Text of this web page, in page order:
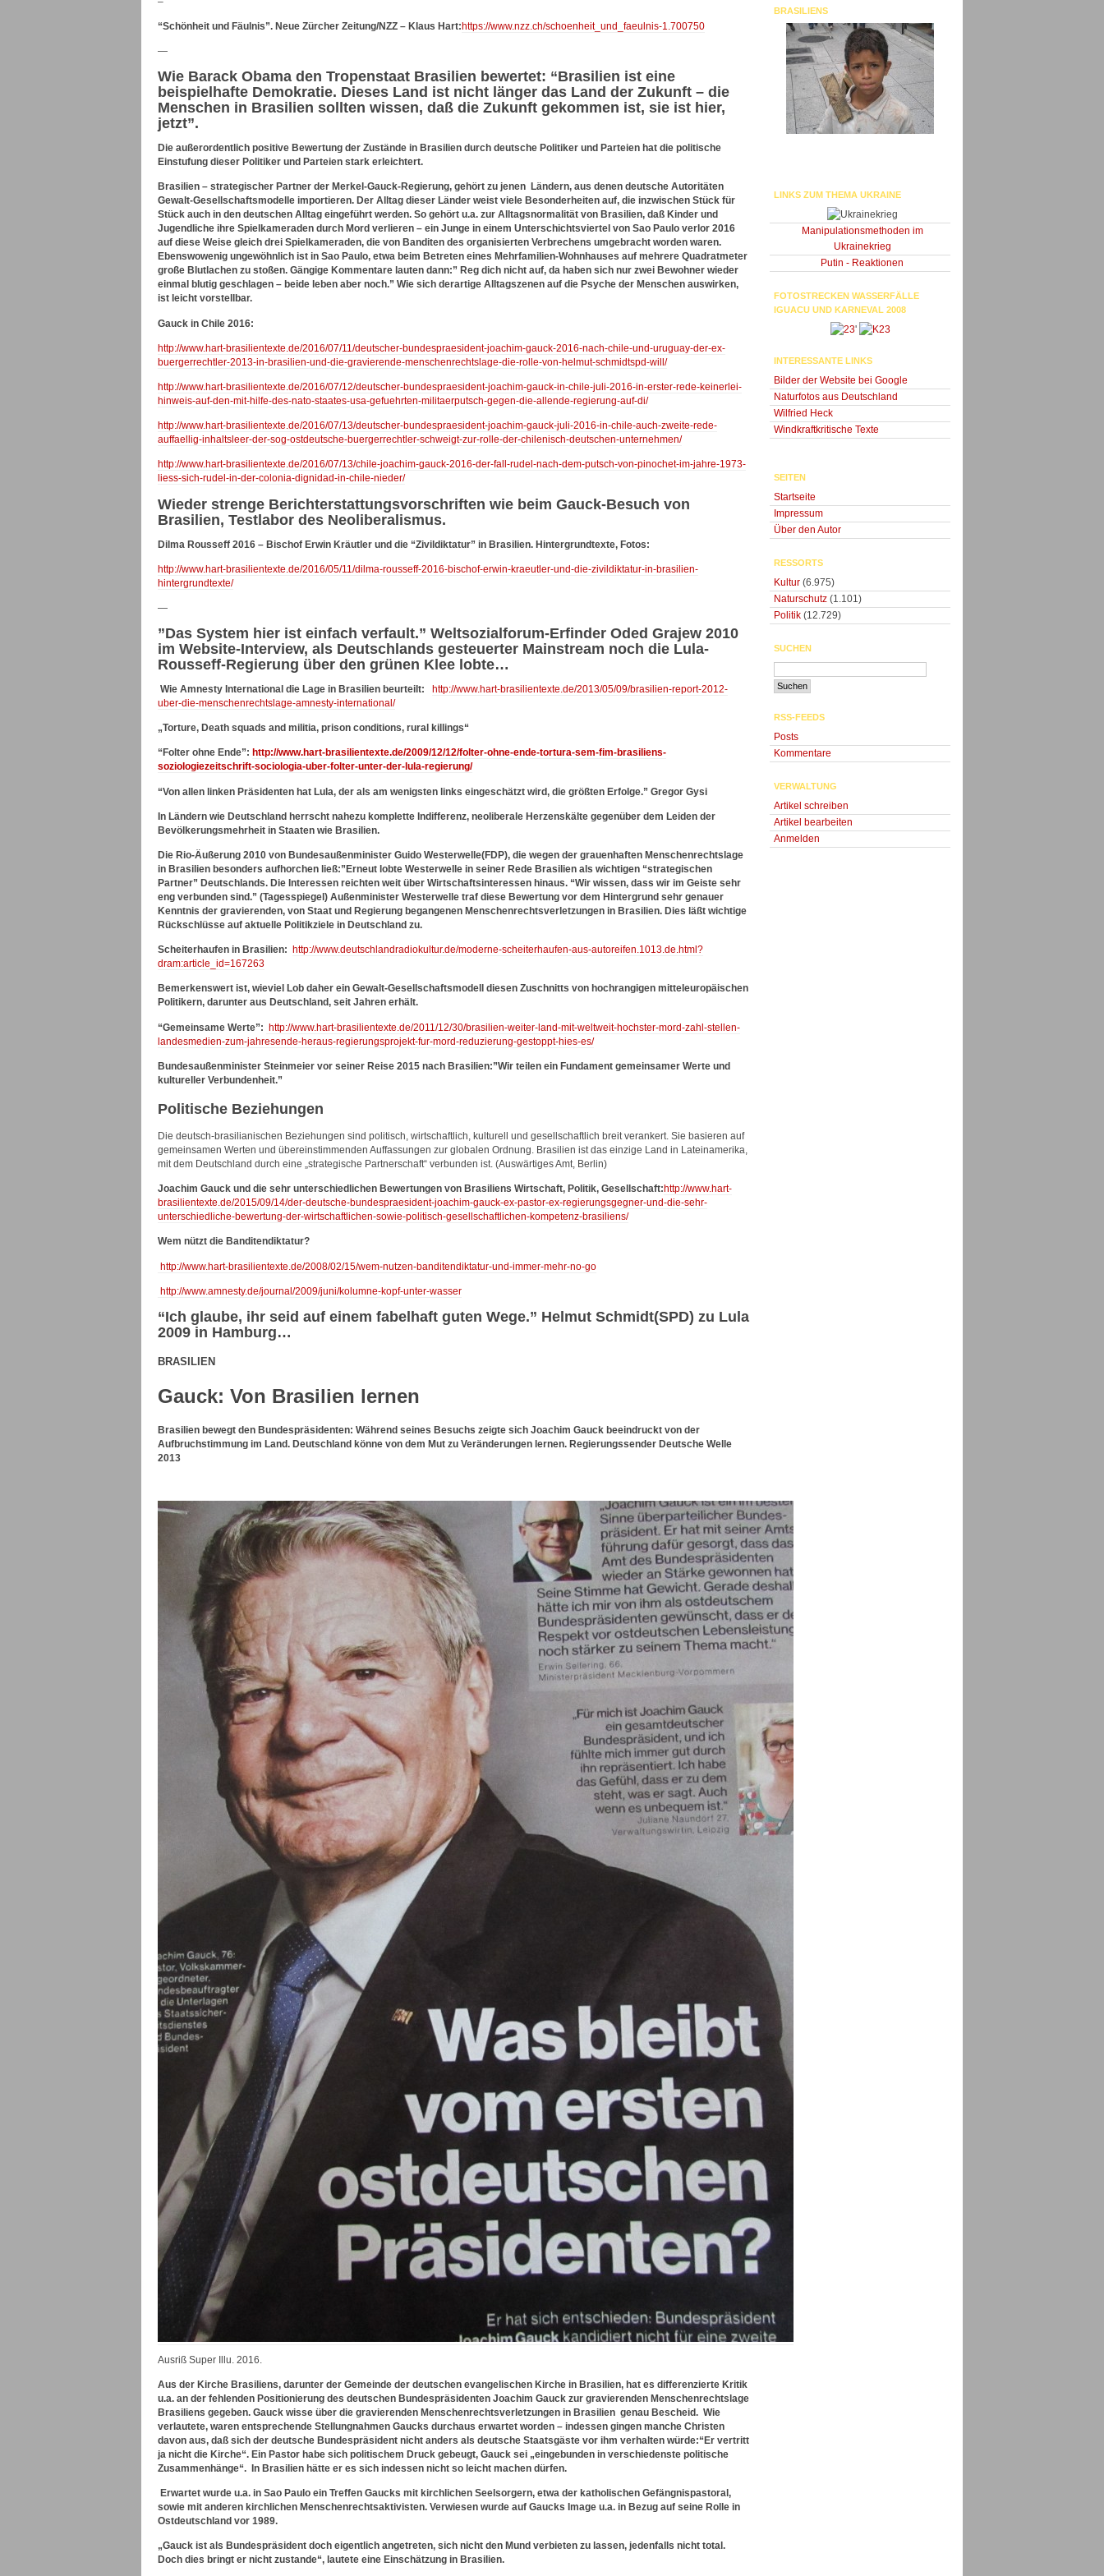
“Schönheit und Fäulnis”. Neue Zürcher Zeitung/NZZ – Klaus Hart:https://www.nzz.ch/schoenheit_und_faeulnis-1.700750
—
Wie Barack Obama den Tropenstaat Brasilien bewertet: “Brasilien ist eine
beispielhafte Demokratie. Dieses Land ist nicht länger das Land der Zukunft – die
Menschen in Brasilien sollten wissen, daß die Zukunft gekommen ist, sie ist hier,
jetzt”.
Die außerordentlich positive Bewertung der Zustände in Brasilien durch deutsche Politiker und Parteien hat die politische
Einstufung dieser Politiker und Parteien stark erleichtert.
Brasilien – strategischer Partner der Merkel-Gauck-Regierung, gehört zu jenen Ländern, aus denen deutsche Autoritäten
Gewalt-Gesellschaftsmodelle importieren. Der Alltag dieser Länder weist viele Besonderheiten auf, die inzwischen Stück für
Stück auch in den deutschen Alltag eingeführt werden. So gehört u.a. zur Alltagsnormalität von Brasilien, daß Kinder und
Jugendliche ihre Spielkameraden durch Mord verlieren – ein Junge in einem Unterschichtsviertel von Sao Paulo verlor 2016
auf diese Weise gleich drei Spielkameraden, die von Banditen des organisierten Verbrechens umgebracht worden waren.
Ebenswowenig ungewöhnlich ist in Sao Paulo, etwa beim Betreten eines Mehrfamilien-Wohnhauses auf mehrere Quadratmeter
große Blutlachen zu stoßen. Gängige Kommentare lauten dann:” Reg dich nicht auf, da haben sich nur zwei Bewohner wieder
einmal blutig geschlagen – beide leben aber noch.” Wie sich derartige Alltagszenen auf die Psyche der Menschen auswirken,
ist leicht vorstellbar.
Gauck in Chile 2016:
http://www.hart-brasilientexte.de/2016/07/11/deutscher-bundespraesident-joachim-gauck-2016-nach-chile-und-uruguay-der-ex-
buergerrechtler-2013-in-brasilien-und-die-gravierende-menschenrechtslage-die-rolle-von-helmut-schmidtspd-will/
http://www.hart-brasilientexte.de/2016/07/12/deutscher-bundespraesident-joachim-gauck-in-chile-juli-2016-in-erster-rede-keinerlei-
hinweis-auf-den-mit-hilfe-des-nato-staates-usa-gefuehrten-militaerputsch-gegen-die-allende-regierung-auf-di/
http://www.hart-brasilientexte.de/2016/07/13/deutscher-bundespraesident-joachim-gauck-juli-2016-in-chile-auch-zweite-rede-
auffaellig-inhaltsleer-der-sog-ostdeutsche-buergerrechtler-schweigt-zur-rolle-der-chilenisch-deutschen-unternehmen/
http://www.hart-brasilientexte.de/2016/07/13/chile-joachim-gauck-2016-der-fall-rudel-nach-dem-putsch-von-pinochet-im-jahre-1973-
liess-sich-rudel-in-der-colonia-dignidad-in-chile-nieder/
Wieder strenge Berichterstattungsvorschriften wie beim Gauck-Besuch von
Brasilien, Testlabor des Neoliberalismus.
Dilma Rousseff 2016 – Bischof Erwin Kräutler und die “Zivildiktatur” in Brasilien. Hintergrundtexte, Fotos:
http://www.hart-brasilientexte.de/2016/05/11/dilma-rousseff-2016-bischof-erwin-kraeutler-und-die-zivildiktatur-in-brasilien-
hintergrundtexte/
—
”Das System hier ist einfach verfault.” Weltsozialforum-Erfinder Oded Grajew 2010
im Website-Interview, als Deutschlands gesteuerter Mainstream noch die Lula-
Rousseff-Regierung über den grünen Klee lobte…
Wie Amnesty International die Lage in Brasilien beurteilt:
http://www.hart-brasilientexte.de/2013/05/09/brasilien-report-2012-
uber-die-menschenrechtslage-amnesty-international/
„Torture, Death squads and militia, prison conditions, rural killings“
“Folter ohne Ende”: http://www.hart-brasilientexte.de/2009/12/12/folter-ohne-ende-tortura-sem-fim-brasiliens-
soziologiezeitschrift-sociologia-uber-folter-unter-der-lula-regierung/
“Von allen linken Präsidenten hat Lula, der als am wenigsten links eingeschätzt wird, die größten Erfolge.” Gregor Gysi
In Ländern wie Deutschland herrscht nahezu komplette Indifferenz, neoliberale Herzenskälte gegenüber dem Leiden der
Bevölkerungsmehrheit in Staaten wie Brasilien.
Die Rio-Äußerung 2010 von Bundesaußenminister Guido Westerwelle(FDP), die wegen der grauenhaften Menschenrechtslage
in Brasilien besonders aufhorchen ließ:”Erneut lobte Westerwelle in seiner Rede Brasilien als wichtigen “strategischen
Partner” Deutschlands. Die Interessen reichten weit über Wirtschaftsinteressen hinaus. “Wir wissen, dass wir im Geiste sehr
eng verbunden sind.” (Tagesspiegel) Außenminister Westerwelle traf diese Bewertung vor dem Hintergrund sehr genauer
Kenntnis der gravierenden, von Staat und Regierung begangenen Menschenrechtsverletzungen in Brasilien. Dies läßt wichtige
Rückschlüsse auf aktuelle Politikziele in Deutschland zu.
Scheiterhaufen in Brasilien: http://www.deutschlandradiokultur.de/moderne-scheiterhaufen-aus-autoreifen.1013.de.html?
dram:article_id=167263
Bemerkenswert ist, wieviel Lob daher ein Gewalt-Gesellschaftsmodell diesen Zuschnitts von hochrangigen mitteleuropäischen
Politikern, darunter aus Deutschland, seit Jahren erhält.
“Gemeinsame Werte”: http://www.hart-brasilientexte.de/2011/12/30/brasilien-weiter-land-mit-weltweit-hochster-mord-zahl-stellen-
landesmedien-zum-jahresende-heraus-regierungsprojekt-fur-mord-reduzierung-gestoppt-hies-es/
Bundesaußenminister Steinmeier vor seiner Reise 2015 nach Brasilien:”Wir teilen ein Fundament gemeinsamer Werte und
kultureller Verbundenheit.”
Politische Beziehungen
Die deutsch-brasilianischen Beziehungen sind politisch, wirtschaftlich, kulturell und gesellschaftlich breit verankert. Sie basieren auf
gemeinsamen Werten und übereinstimmenden Auffassungen zur globalen Ordnung. Brasilien ist das einzige Land in Lateinamerika,
mit dem Deutschland durch eine „strategische Partnerschaft“ verbunden ist. (Auswärtiges Amt, Berlin)
Joachim Gauck und die sehr unterschiedlichen Bewertungen von Brasiliens Wirtschaft, Politik, Gesellschaft:http://www.hart-
brasilientexte.de/2015/09/14/der-deutsche-bundespraesident-joachim-gauck-ex-pastor-ex-regierungsgegner-und-die-sehr-
unterschiedliche-bewertung-der-wirtschaftlichen-sowie-politisch-gesellschaftlichen-kompetenz-brasiliens/
Wem nützt die Banditendiktatur?
http://www.hart-brasilientexte.de/2008/02/15/wem-nutzen-banditendiktatur-und-immer-mehr-no-go
http://www.amnesty.de/journal/2009/juni/kolumne-kopf-unter-wasser
“Ich glaube, ihr seid auf einem fabelhaft guten Wege.” Helmut Schmidt(SPD) zu Lula
2009 in Hamburg…
BRASILIEN
Gauck: Von Brasilien lernen
Brasilien bewegt den Bundespräsidenten: Während seines Besuchs zeigte sich Joachim Gauck beeindruckt von der
Aufbruchstimmung im Land. Deutschland könne von dem Mut zu Veränderungen lernen. Regierungssender Deutsche Welle
2013
Ausriß Super Illu. 2016.
Aus der Kirche Brasiliens, darunter der Gemeinde der deutschen evangelischen Kirche in Brasilien, hat es differenzierte Kritik
u.a. an der fehlenden Positionierung des deutschen Bundespräsidenten Joachim Gauck zur gravierenden Menschenrechtslage
Brasiliens gegeben. Gauck wisse über die gravierenden Menschenrechtsverletzungen in Brasilien genau Bescheid. Wie
verlautete, waren entsprechende Stellungnahmen Gaucks durchaus erwartet worden – indessen gingen manche Christen
davon aus, daß sich der deutsche Bundespräsident nicht anders als deutsche Staatsgäste vor ihm verhalten würde:“Er vertritt
ja nicht die Kirche“. Ein Pastor habe sich politischem Druck gebeugt, Gauck sei „eingebunden in verschiedenste politische
Zusammenhänge“. In Brasilien hätte er es sich indessen nicht so leicht machen dürfen.
Erwartet wurde u.a. in Sao Paulo ein Treffen Gaucks mit kirchlichen Seelsorgern, etwa der katholischen Gefängnispastoral,
sowie mit anderen kirchlichen Menschenrechtsaktivisten. Verwiesen wurde auf Gaucks Image u.a. in Bezug auf seine Rolle in
Ostdeutschland vor 1989.
„Gauck ist als Bundespräsident doch eigentlich angetreten, sich nicht den Mund verbieten zu lassen, jedenfalls nicht total.
Doch dies bringt er nicht zustande“, lautete eine Einschätzung in Brasilien.
BRASILIENS
LINKS ZUM THEMA UKRAINE
Manipulationsmethoden im
Ukrainekrieg
Putin - Reaktionen
FOTOSTRECKEN WASSERFÄLLE
IGUACU UND KARNEVAL 2008
'
INTERESSANTE LINKS
Bilder der Website bei Google
Naturfotos aus Deutschland
Wilfried Heck
Windkraftkritische Texte
SEITEN
Startseite
Impressum
Über den Autor
RESSORTS
Kultur (6.975)
Naturschutz (1.101)
Politik (12.729)
SUCHEN
RSS-FEEDS
Posts
Kommentare
VERWALTUNG
Artikel schreiben
Artikel bearbeiten
Anmelden